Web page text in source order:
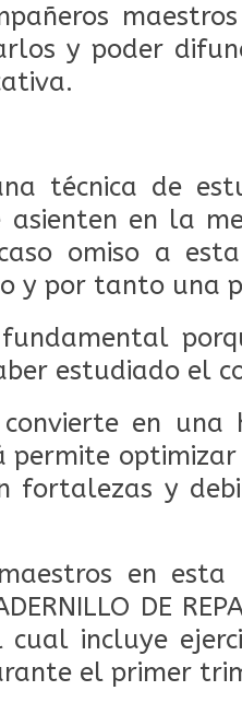
y poder
técnica de
asienten en la
omiso a
y por tanto una
estudiado el
en
permite
fortalezas y
en
DE
cual incluye
el primer